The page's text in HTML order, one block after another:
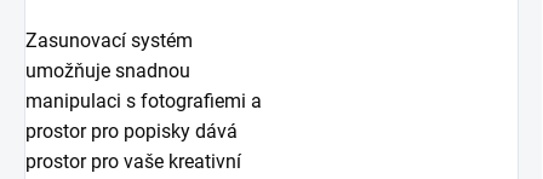
Zasunovací systém
umožňuje snadnou
manipulaci s fotografiemi a
prostor pro popisky dává
prostor pro vaše kreativní